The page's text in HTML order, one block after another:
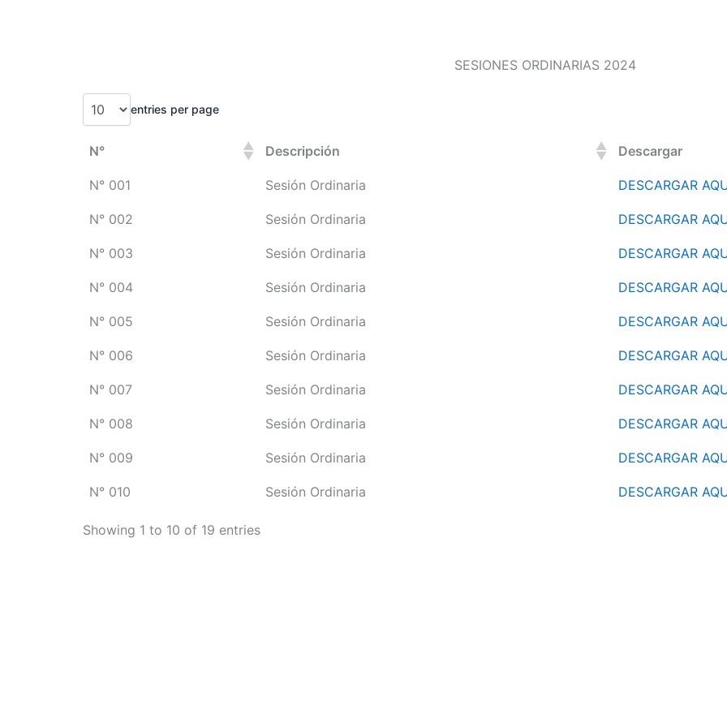
SESIONES ORDINARIAS 2024
entries per page
N° Descripción Descargar
N° 001 Sesión Ordinaria DESCARGAR
N° 002 Sesión Ordinaria DESCARGAR
N° 003 Sesión Ordinaria DESCARGAR
N° 004 Sesión Ordinaria DESCARGAR
N° 005 Sesión Ordinaria DESCARGAR
N° 006 Sesión Ordinaria DESCARGAR
N° 007 Sesión Ordinaria DESCARGAR
N° 008 Sesión Ordinaria DESCARGAR
N° 009 Sesión Ordinaria DESCARGAR
N° 010 Sesión Ordinaria DESCARGAR
Showing 1 to 10 of 19 entries